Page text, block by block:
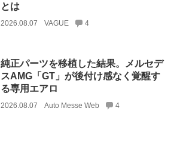
とは
2026.08.07 VAGUE 4
純正パーツを移植した結果。メルセデ
スAMG「GT」が後付け感なく覚醒す
る専用エアロ
2026.08.07 Auto Messe Web 4